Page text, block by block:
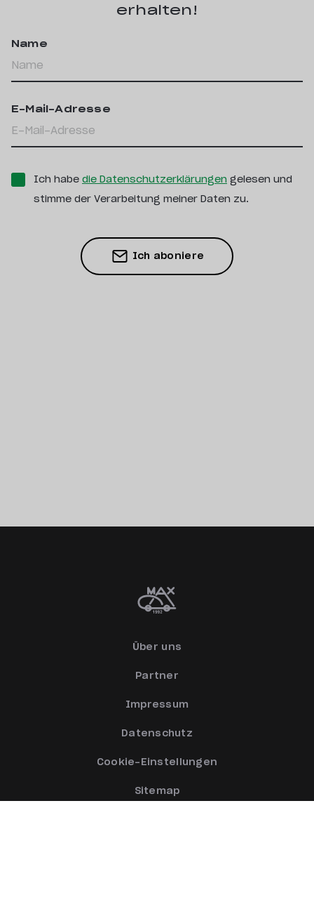
erhalten!
Name
E-Mail-Adresse
Ich habe die Datenschutzerklärungen gelesen und
stimme der Verarbeitung meiner Daten zu.
Über uns
Partner
Impressum
Datenschutz
Cookie-Einstellungen
Sitemap